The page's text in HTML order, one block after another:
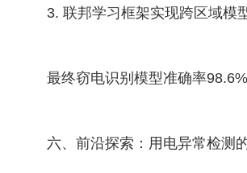
3. 联邦学习框架实现跨区域模
最终窃电识别模型准确率
六、前沿探索：用电异常检测